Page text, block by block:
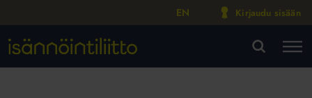
EN Kirjaudu sisään